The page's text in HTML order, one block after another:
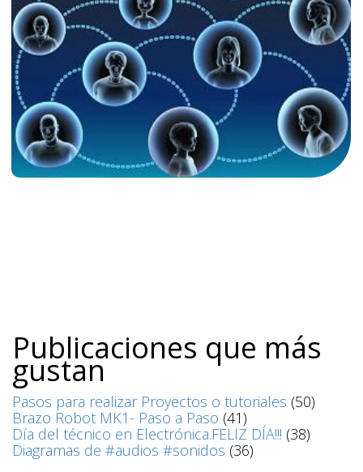
Publicaciones que más
gustan
Pasos para realizar Proyectos o tutoriales (50)
Brazo Robot MK1- Paso a Paso (41)
Día del técnico en Electrónica.FELIZ DÍA!!! (38)
Diagramas de #audios #sonidos (36)